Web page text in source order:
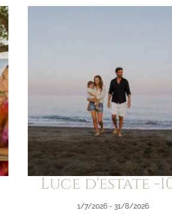
Vita
dorata
e relax
Luce d'estate -
1/7/2026 - 31/8/2026